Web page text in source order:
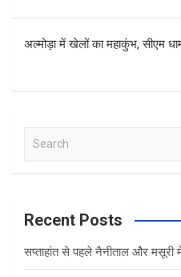
अल्मोड़ा में खेलों का महाकुंभ, सीएम
a
c
Recent Posts
सप्ताहांत से पहले नैनीताल और मसूरी